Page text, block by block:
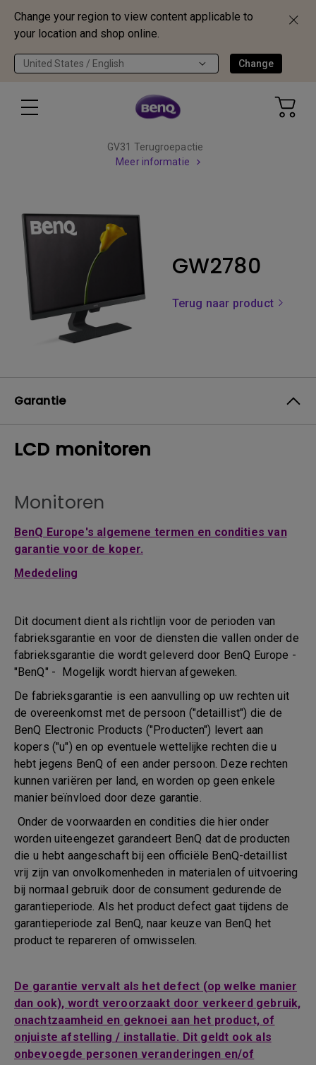
Change your region to view content applicable to
your location and shop online.
United States / English Change
GV31 Terugroepactie
Meer informatie
GW2780
Terug naar product
Garantie
LCD monitoren
Monitoren
BenQ Europe's algemene termen en condities van
garantie voor de koper.
Mededeling
Dit document dient als richtlijn voor de perioden van
fabrieksgarantie en voor de diensten die vallen onder de
fabrieksgarantie die wordt geleverd door BenQ Europe -
"BenQ" - Mogelijk wordt hiervan afgeweken.
De fabrieksgarantie is een aanvulling op uw rechten uit
de overeenkomst met de persoon ("detaillist") die de
BenQ Electronic Products ("Producten") levert aan
kopers ("u") en op eventuele wettelijke rechten die u
hebt jegens BenQ of een ander persoon. Deze rechten
kunnen variëren per land, en worden op geen enkele
manier beïnvloed door deze garantie.
Onder de voorwaarden en condities die hier onder
worden uiteengezet garandeert BenQ dat de producten
die u hebt aangeschaft bij een officiële BenQ-detaillist
vrij zijn van onvolkomenheden in materialen of uitvoering
bij normaal gebruik door de consument gedurende de
garantieperiode. Als het product defect gaat tijdens de
garantieperiode zal BenQ, naar keuze van BenQ het
product te repareren of omwisselen.
De garantie vervalt als het defect (op welke manier
dan ook), wordt veroorzaakt door verkeerd gebruik,
onachtzaamheid en geknoei aan het product, of
onjuiste afstelling / installatie. Dit geldt ook als
onbevoegde personen veranderingen en/of